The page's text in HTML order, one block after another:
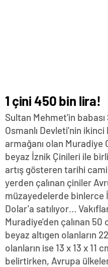
1 çini 450 bin lira!
Sultan Mehmet'in babası
Osmanlı Devleti'nin
armağanı olan Muradiye
beyaz İznik Çinileri ile
artış gösteren tarihi
yerden çalınan çiniler
müzayedelerde binlerce
Dolar'a satılıyor…
Muradiye'den çalınan
beyaz altıgen olanların
olanların ise 13 x 13 x 11
belirtirken, Avrupa